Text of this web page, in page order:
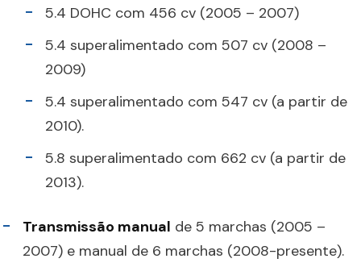
5.4 DOHC com 456 cv (2005 – 2007)
5.4 superalimentado com 507 cv (2008 –
2009)
5.4 superalimentado com 547 cv (a partir de
2010).
5.8 superalimentado com 662 cv (a partir de
2013).
Transmissão manual de 5 marchas (2005 –
2007) e manual de 6 marchas (2008-presente).